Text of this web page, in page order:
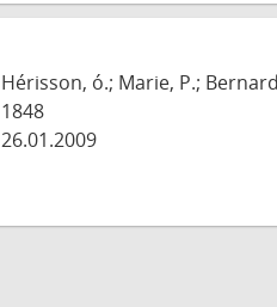
Hérisson, ó.; Marie, P.;
1848
26.01.2009